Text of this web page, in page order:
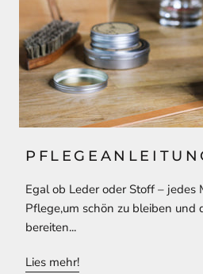
Egal ob Leder oder Stoff – jedes
Pflege,um schön zu bleiben und
bereiten...
Lies mehr!